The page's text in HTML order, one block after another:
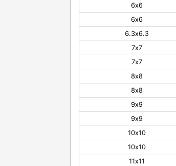
6х6
6х6
6.3х6.3
7х7
7х7
8х8
8х8
9х9
9х9
10х10
10х10
11х11